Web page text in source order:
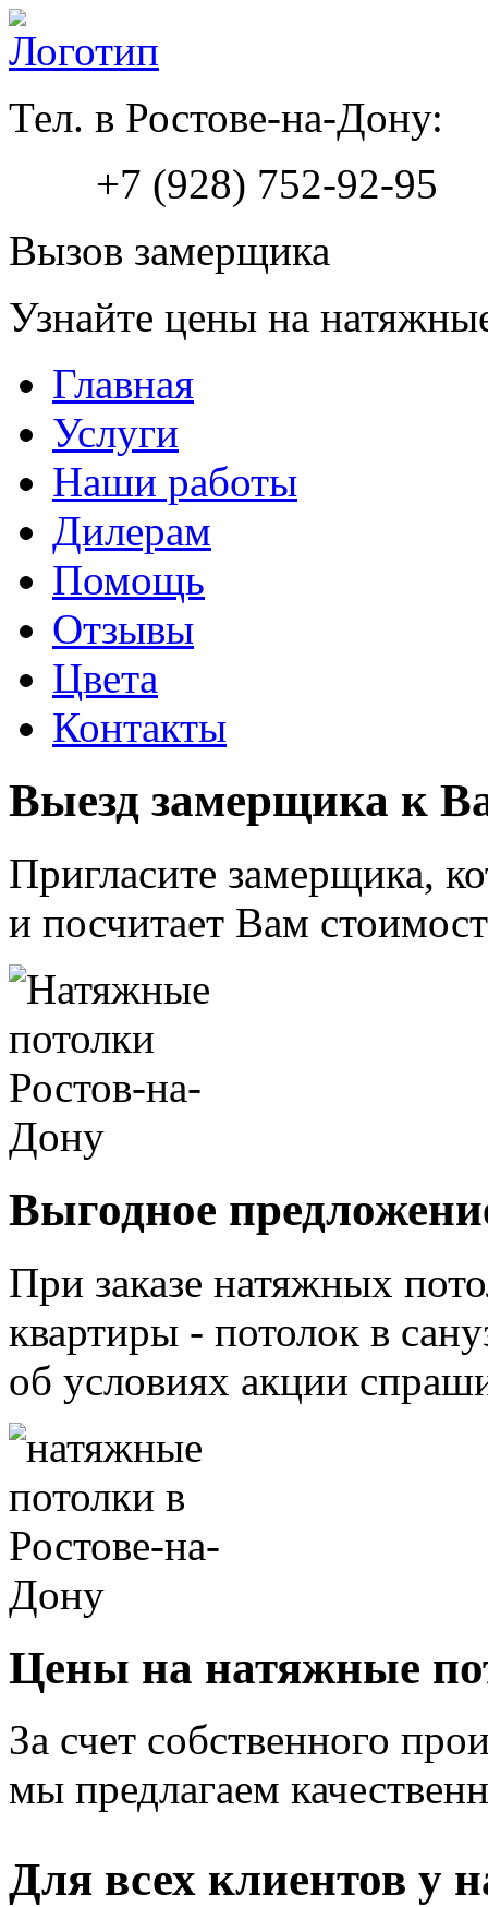
Тел. в Ростове-на-Дону:
+7 (928) 752-92-95
Вызов замерщика
Узнайте цены на
Главная
Услуги
Наши работы
Дилерам
Помощь
Отзывы
Цвета
Контакты
Выезд замерщика к
Пригласите замерщика,
и посчитает Вам
Выгодное
При заказе натяжных
квартиры - потолок в
об условиях акции
Цены на натяжные
За счет собственного
мы предлагаем
Для всех клиентов у